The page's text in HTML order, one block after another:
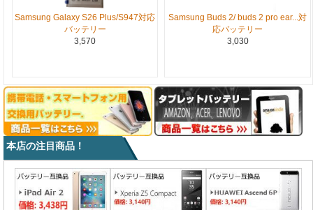
Samsung Galaxy S26 Plus/S947対応
バッテリー
3,570
Samsung Buds 2/ buds 2 pro ear...対
応バッテリー
3,030
本店の注目商品！